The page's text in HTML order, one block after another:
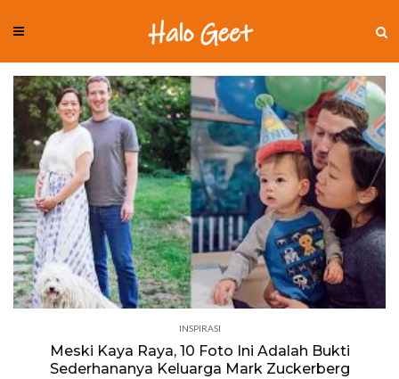
INSPIRASI
Meski Kaya Raya, 10 Foto Ini Adalah Bukti
Sederhananya Keluarga Mark Zuckerberg